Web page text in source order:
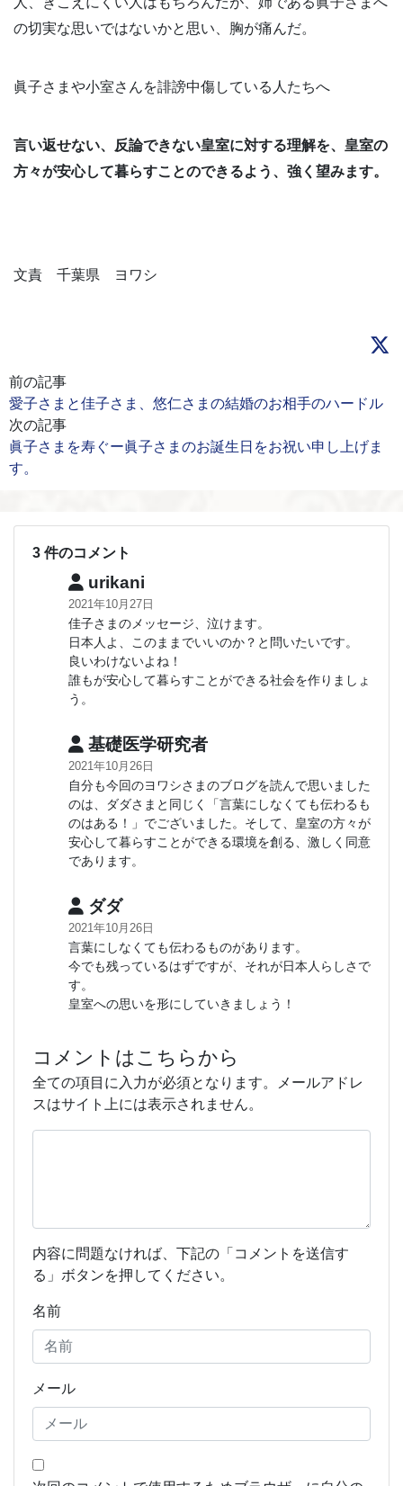
の切実な思いではないかと思い、胸が痛んだ。
眞子さまや小室さんを誹謗中傷している人たちへ
言い返せない、反論できない皇室に対する理解を、皇室の
方々が安心して暮らすことのできるよう、強く望みます。
文責 千葉県 ヨワシ
前の記事
愛子さまと佳子さま、悠仁さまの結婚のお相手のハードル
次の記事
眞子さまを寿ぐー眞子さまのお誕生日をお祝い申し上げま
す。
3 件のコメント
urikani
2021年10月27日
佳子さまのメッセージ、泣けます。
日本人よ、このままでいいのか？と問いたいです。
良いわけないよね！
誰もが安心して暮らすことができる社会を作りましょ
う。
基礎医学研究者
2021年10月26日
自分も今回のヨワシさまのブログを読んで思いました
のは、ダダさまと同じく「言葉にしなくても伝わるも
のはある！」でございました。そして、皇室の方々が
安心して暮らすことができる環境を創る、激しく同意
であります。
ダダ
2021年10月26日
言葉にしなくても伝わるものがあります。
今でも残っているはずですが、それが日本人らしさで
す。
皇室への思いを形にしていきましょう！
コメントはこちらから
全ての項目に入力が必須となります。メールアドレ
スはサイト上には表示されません。
内容に問題なければ、下記の「コメントを送信す
る」ボタンを押してください。
名前
メール